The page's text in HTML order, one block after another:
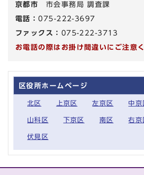
京都市 市会事務局 調査課
電話：075-222-3697
ファックス： 075-222-3713
お電話の際はお掛け間違いにご注意
区役所ホームページ
北区 上京区 左京区 中京
山科区 下京区 南区 右京
伏見区